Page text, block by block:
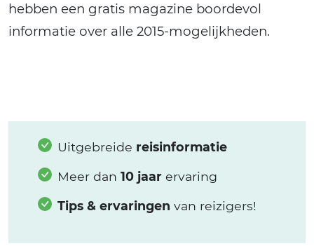
hebben een gratis magazine boordevol
informatie over alle 2015-mogelijkheden.
Uitgebreide reisinformatie
Meer dan 10 jaar ervaring
Tips & ervaringen van reizigers!